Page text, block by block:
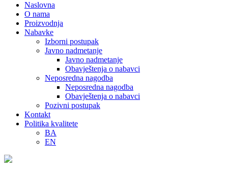
Naslovna
O nama
Proizvodnja
Nabavke
Izborni postupak
Javno nadmetanje
Javno nadmetanje
Obavještenja o nabavci
Neposredna nagodba
Neposredna nagodba
Obavještenja o nabavci
Pozivni postupak
Kontakt
Politika kvalitete
BA
EN